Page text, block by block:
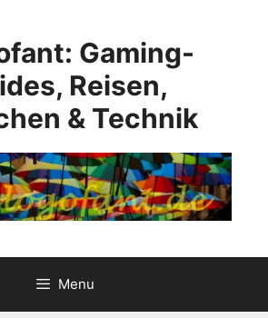
Gaming-
Reisen,
& Technik
Menu